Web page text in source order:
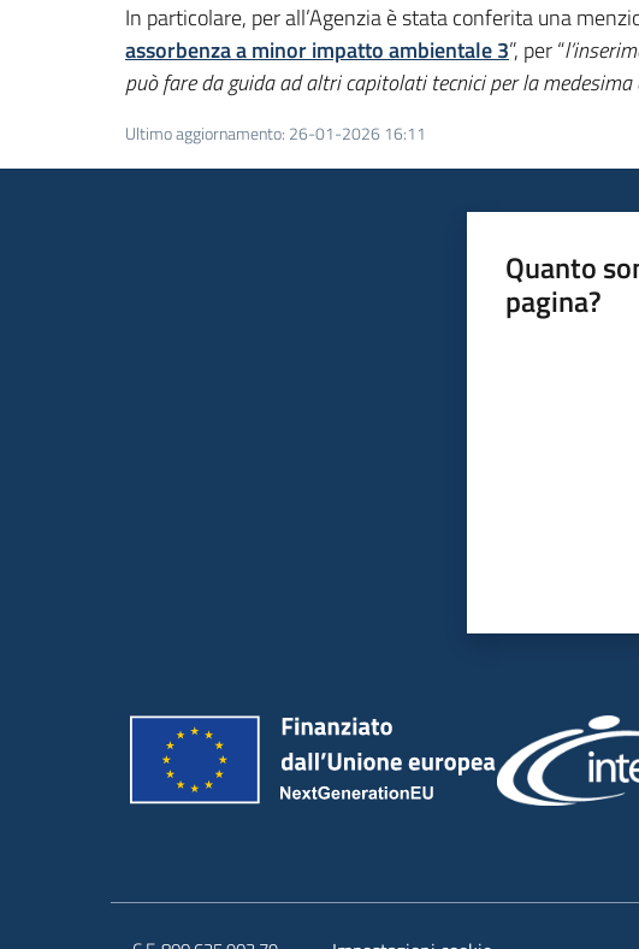
In particolare, per all’Agenzia è stata conferita una
assorbenza a minor impatto ambientale 3”, per “
può fare da guida ad altri capitolati tecnici per la medesima
Ultimo aggiornamento: 26-01-2026 16:11
Quanto
pagina?